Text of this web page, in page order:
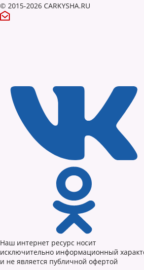
© 2015-2026 CARKYSHA.RU
Наш интернет ресурс носит
исключительно информационный
и не является публичной офертой